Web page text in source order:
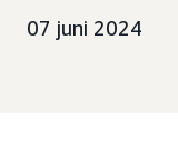
07 juni 2024